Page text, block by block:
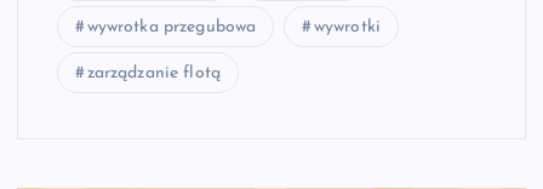
wywrotka przegubowa wywrotki
zarządzanie flotą